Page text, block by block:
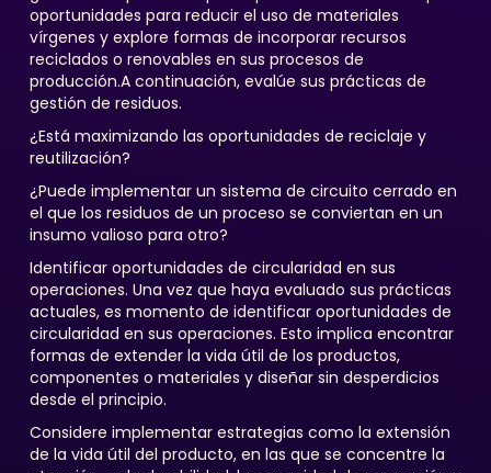
oportunidades para reducir el uso de materiales
vírgenes y explore formas de incorporar recursos
reciclados o renovables en sus procesos de
producción.A continuación, evalúe sus prácticas de
gestión de residuos.
¿Está maximizando las oportunidades de reciclaje y
reutilización?
¿Puede implementar un sistema de circuito cerrado en
el que los residuos de un proceso se conviertan en un
insumo valioso para otro?
Identificar oportunidades de circularidad en sus
operaciones. Una vez que haya evaluado sus prácticas
actuales, es momento de identificar oportunidades de
circularidad en sus operaciones. Esto implica encontrar
formas de extender la vida útil de los productos,
componentes o materiales y diseñar sin desperdicios
desde el principio.
Considere implementar estrategias como la extensión
de la vida útil del producto, en las que se concentre la